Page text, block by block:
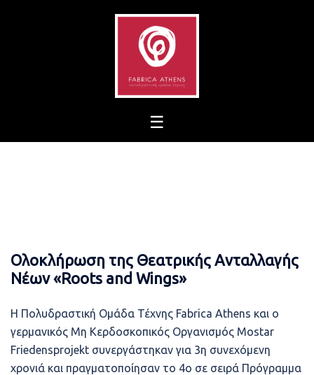
Ολοκλήρωση της Θεατρικής Ανταλλαγής
Νέων «Roots and Wings»
Η Πολυδραστική Ομάδα Τέχνης Fabrica Athens και ο
γερμανικός Μη Κερδοσκοπικός Οργανισμός Mostar
Friedensprojekt συνεργάστηκαν για 3η συνεχόμενη
χρονιά και πραγματοποίησαν το 4ο σε σειρά Πρόγραμμα